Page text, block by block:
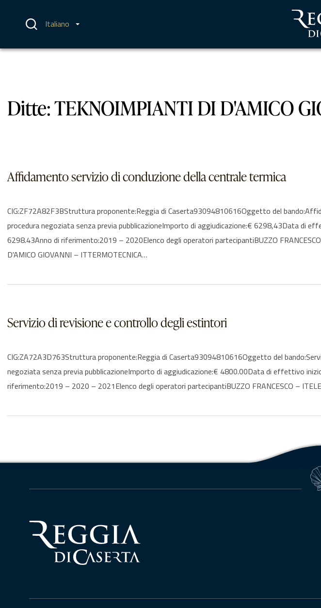
contenuto Italiano
Ditte:TEKNOIMPIANTI DI D'AMICO
Affidamento servizio di conduzione della centrale termica
CIG:ZF72A82F3BStruttura proponente:Reggia di Caserta93094810616Oggetto del
procedura negoziata senza previa pubblicazioneImporto di aggiudicazione:€ 6298,43Data
6298.43Anno di riferimento:2019 – 2020Elenco degli operatori partecipantiBUZZO
D'AMICO GIOVANNI – ITTERMOTECNICA…
Servizio di revisione e controllo degli estintori
CIG:ZA72A3D763Struttura proponente:Reggia di Caserta93094810616Oggetto del
negoziata senza previa pubblicazioneImporto di aggiudicazione:€ 4800.00Data di effettivo
riferimento:2019 – 2020 – 2021Elenco degli operatori partecipantiBUZZO FRANCESCO –